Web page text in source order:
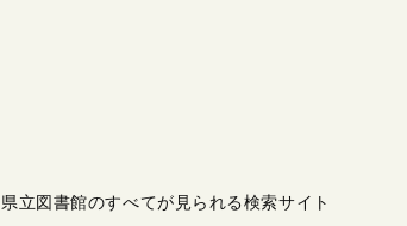
立図書館のすべてが見られる検索サイト